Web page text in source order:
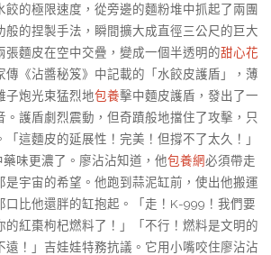
餃的極限速度，從旁邊的麵粉堆中抓起了兩團
般的捏製手法，瞬間擴大成直徑三公尺的巨大
張麵皮在空中交疊，變成一個半透明的甜心花
傳《沾醬秘笈》中記載的「水餃皮護盾」，薄
子炮光束猛烈地包養擊中麵皮護盾，發出了一
。護盾劇烈震動，但奇蹟般地擋住了攻擊，只
這麵皮的延展性！完美！但撐不了太久！」
味更濃了。廖沾沾知道，他包養網必須帶走
是宇宙的希望。他跑到蒜泥缸前，使出他搬運
口比他還胖的缸抱起。「走！K-999！我們要
的紅棗枸杞燃料了！」「不行！燃料是文明的
遠！」吉娃娃特務抗議。它用小嘴咬住廖沾沾